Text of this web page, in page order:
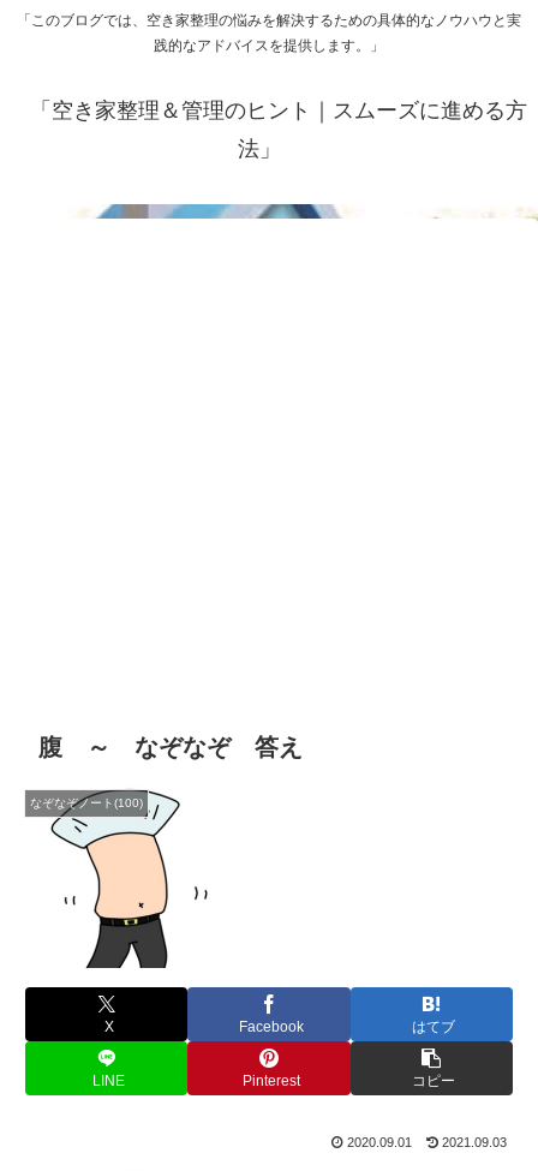
「このブログでは、空き家整理の悩みを解決するための具体的なノウハウと実
践的なアドバイスを提供します。」
「空き家整理＆管理のヒント｜スムーズに進める方
法」
腹 ～ なぞなぞ 答え
なぞなぞノート(100)
X Facebook はてブ
LINE Pinterest コピー
2020.09.01 2021.09.03